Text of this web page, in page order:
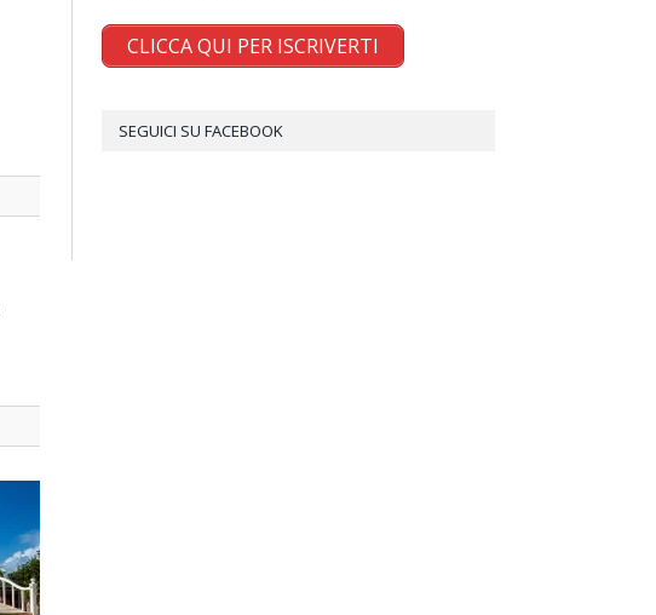
CLICCA QUI PER ISCRIVERTI
SEGUICI SU FACEBOOK